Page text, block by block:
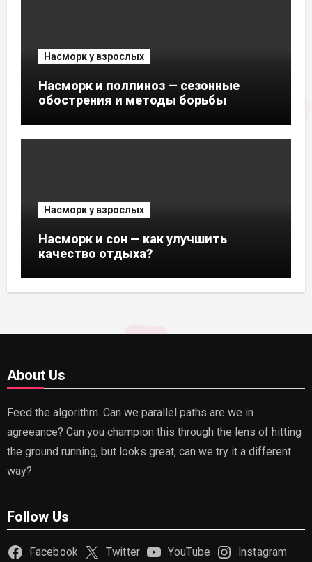
Насморк у взрослых
Насморк и поллиноз — сезонные
обострения и методы борьбы
Насморк у взрослых
Насморк и сон — как улучшить
качество отдыха?
About Us
Feed the algorithm. Can we parallel paths are we in
agreeance? Can you champion this through the lens of hitting
the ground running, but looks great, can we try it a different
way?
Follow Us
Facebook Twitter YouTube Instagram